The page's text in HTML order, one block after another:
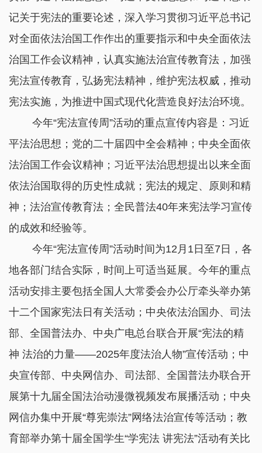
记关于宪法的重要论述，深入学习贯彻习近平总书记
对全面依法治国工作作出的重要指示和中央全面依法
治国工作会议精神，认真实施法治宣传教育法，加强
宪法宣传教育，弘扬宪法精神，维护宪法权威，推动
宪法实施，为推进中国式现代化营造良好法治环境。
今年“宪法宣传周”活动的重点宣传内容是：习近
平法治思想；党的二十届四中全会精神；中央全面依
法治国工作会议精神；习近平法治思想提出以来全面
依法治国取得的历史性成就；宪法的规定、原则和精
神；法治宣传教育法；全民普法40年来宪法学习宣传
的成效和经验等。
今年“宪法宣传周”活动时间为12月1日至7日，各
地各部门结合实际，时间上可适当延展。今年的重点
活动安排主要包括全国人大常委会办公厅牵头举办第
十二个国家宪法日有关活动；中央依法治国办、司法
部、全国普法办、中央广电总台联合开展“宪法的精
神 法治的力量——2025年度法治人物”宣传活动；中
央宣传部、中央网信办、司法部、全国普法办联合开
展第十九届全国法治动漫微视频发布展播活动；中央
网信办集中开展“尊宪崇法”网络法治宣传等活动；教
育部举办第十届全国学生“学宪法 讲宪法”活动有关比